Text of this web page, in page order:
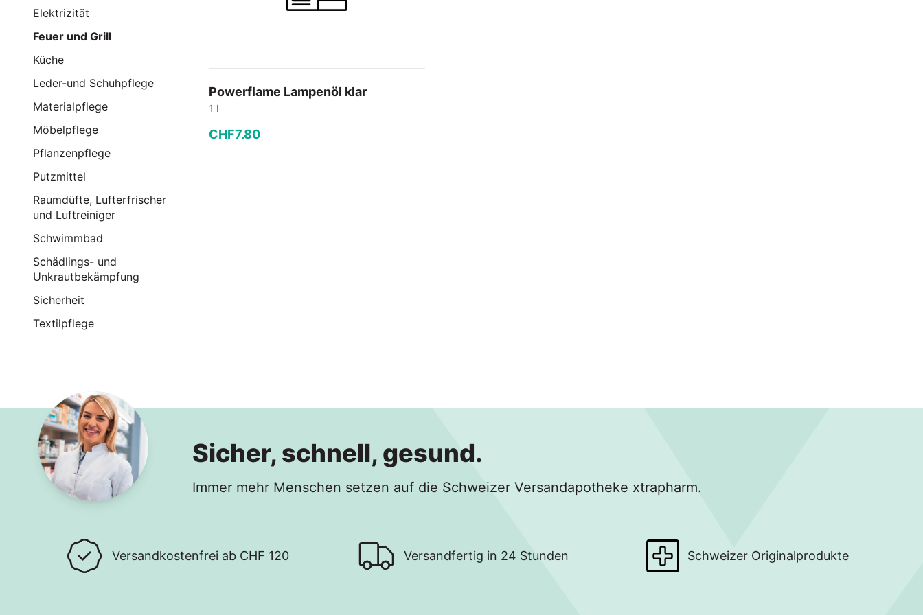
Elektrizität
Feuer und Grill
Küche
Leder-und Schuhpflege
Materialpflege
Möbelpflege
Pflanzenpflege
Putzmittel
Raumdüfte, Lufterfrischer
und Luftreiniger
Schwimmbad
Schädlings- und
Unkrautbekämpfung
Sicherheit
Textilpflege
Powerflame Lampenöl klar
1 l
CHF7.80
Sicher, schnell, gesund.
Immer mehr Menschen setzen auf die Schweizer Versandapotheke xtrapharm.
Versandkostenfrei ab CHF 120 Versandfertig in 24 Stunden Schweizer Originalprodukte